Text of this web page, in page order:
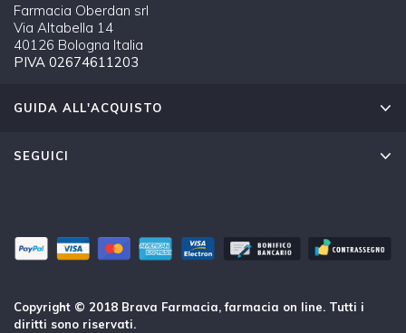
Farmacia Oberdan srl
Via Altabella 14
40126 Bologna Italia
PIVA 02674611203
GUIDA ALL'ACQUISTO
SEGUICI
Copyright © 2018 Brava Farmacia, farmacia on line. Tutti i
diritti sono riservati.